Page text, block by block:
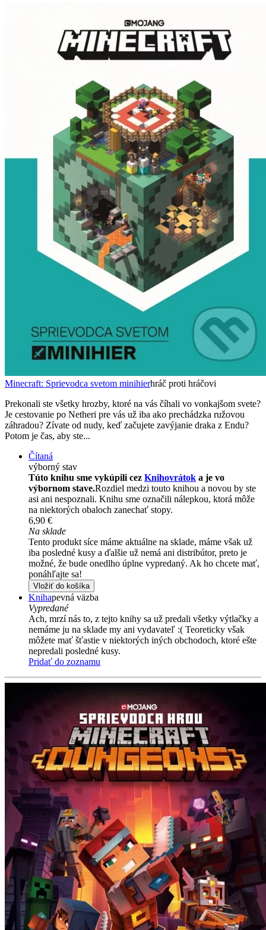
Minecraft: Sprievodca svetom minihierhráč proti hráčovi
Prekonali ste všetky hrozby, ktoré na vás číhali vo vonkajšom svete?
Je cestovanie po Netheri pre vás už iba ako prechádzka ružovou
záhradou? Zívate od nudy, keď začujete zavýjanie draka z Endu?
Potom je čas, aby ste...
Čítaná
výborný stav
Túto knihu sme vykúpili cez Knihovrátok a je vo
výbornom stave.Rozdiel medzi touto knihou a novou by ste
asi ani nespoznali. Knihu sme označili nálepkou, ktorá môže
na niektorých obaloch zanechať stopy.
6,90 €
Na sklade
Tento produkt síce máme aktuálne na sklade, máme však už
iba posledné kusy a ďalšie už nemá ani distribútor, preto je
možné, že bude onedlho úplne vypredaný. Ak ho chcete mať,
ponáhľajte sa!
Vložiť do košíka
Knihapevná väzba
Vypredané
Ach, mrzí nás to, z tejto knihy sa už predali všetky výtlačky a
nemáme ju na sklade my ani vydavateľ :( Teoreticky však
môžete mať šťastie v niektorých iných obchodoch, ktoré ešte
nepredali posledné kusy.
Pridať do zoznamu